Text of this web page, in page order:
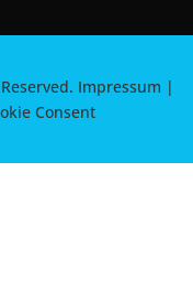
Impressum |
Consent